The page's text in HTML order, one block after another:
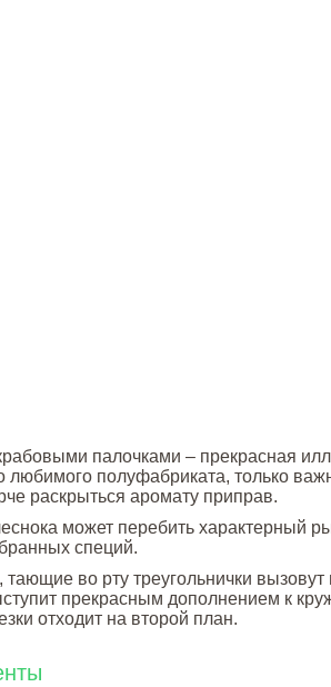
палочками – прекрасная
любимого полуфабриката, только
раскрыться аромату приправ.
может перебить характерный
специй.
во рту треугольнички
прекрасным дополнением к
отходит на второй план.